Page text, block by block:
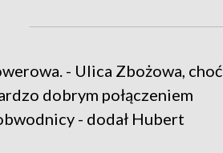
- Ulica Zbożowa, choć
dobrym połączeniem
- dodał Hubert